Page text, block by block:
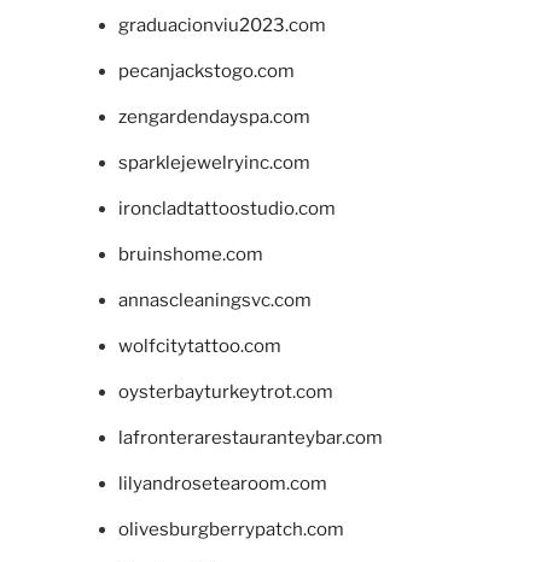
graduacionviu2023.com
pecanjackstogo.com
zengardendayspa.com
sparklejewelryinc.com
ironcladtattoostudio.com
bruinshome.com
annascleaningsvc.com
wolfcitytattoo.com
oysterbayturkeytrot.com
lafronterarestauranteybar.com
lilyandrosetearoom.com
olivesburgberrypatch.com